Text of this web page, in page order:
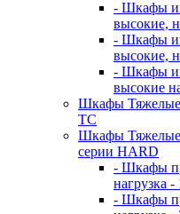
- Шкафы
высокие,
- Шкафы
высокие,
- Шкафы
высокие
Шкафы Тяжелые
TC
Шкафы Тяжелые
серии HARD
- Шкафы
нагрузка -
- Шкафы